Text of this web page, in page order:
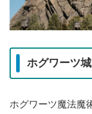
ホグワーツ
ホグワーツ魔法魔